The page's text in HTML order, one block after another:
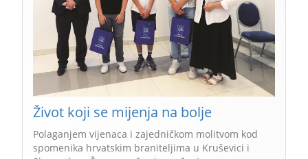
Život koji se mijenja na bolje
Polaganjem vijenaca i zajedničkom molitvom kod
spomenika hrvatskim braniteljima u Kruševici i